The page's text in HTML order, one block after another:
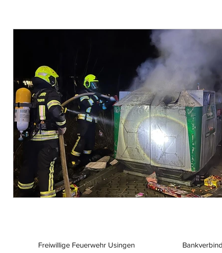
Freiwillige Feuerwehr Usingen